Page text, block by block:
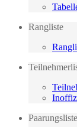
Rangliste
Paarungsliste